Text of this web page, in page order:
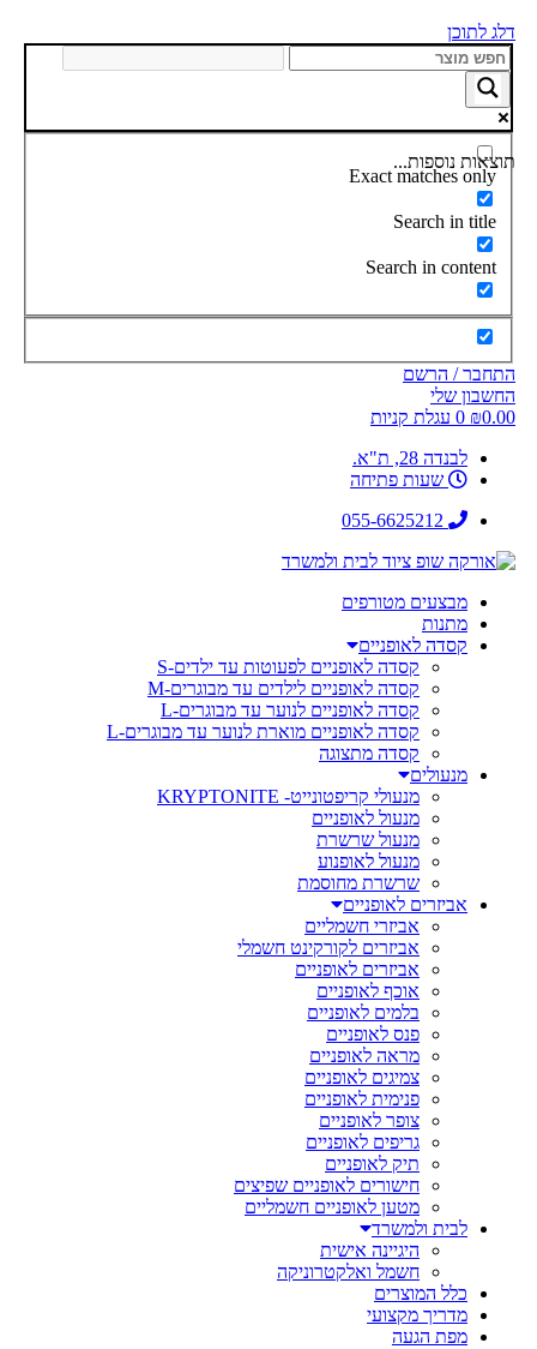
דלג לתוכן
תוצאות נוספות...
Exact matches only
Search in title
Search in content
התחבר / הרשם
החשבון שלי
₪0.00
0 עגלת קניות
לבנדה 28, ת"א.
שעות פתיחה
055-6625212
מבצעים מטורפים
מתנות
קסדה לאופניים
קסדה לאופניים לפעוטות עד ילדים-S
קסדה לאופניים לילדים עד מבוגרים-M
קסדה לאופניים לנוער עד מבוגרים-L
קסדה לאופניים מוארת לנוער עד מבוגרים-L
קסדה מתצוגה
מנעולים
מנעולי קריפטונייט- KRYPTONITE
מנעול לאופניים
מנעול שרשרת
מנעול לאופנוע
שרשרת מחוסמת
אביזרים לאופניים
אביזרי חשמליים
אביזרים לקורקינט חשמלי
אביזרים לאופניים
אוכף לאופניים
בלמים לאופניים
פנס לאופניים
מראה לאופניים
צמיגים לאופניים
פנימית לאופניים
צופר לאופניים
גריפים לאופניים
תיק לאופניים
חישורים לאופניים שפיצים
מטען לאופניים חשמליים
לבית ולמשרד
היגיינה אישית
חשמל ואלקטרוניקה
כלל המוצרים
מדריך מקצועי
מפת הגעה